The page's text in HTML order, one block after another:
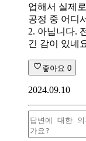
업해서 실제
공정 중 어디
2. 아닙니다.
긴 감이 있네
좋아요 0
2024.09.10